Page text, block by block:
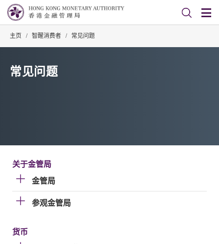
主页 / 智醒消费者 / 常见问题
常见问题
关于金管局
金管局
参观金管局
货币